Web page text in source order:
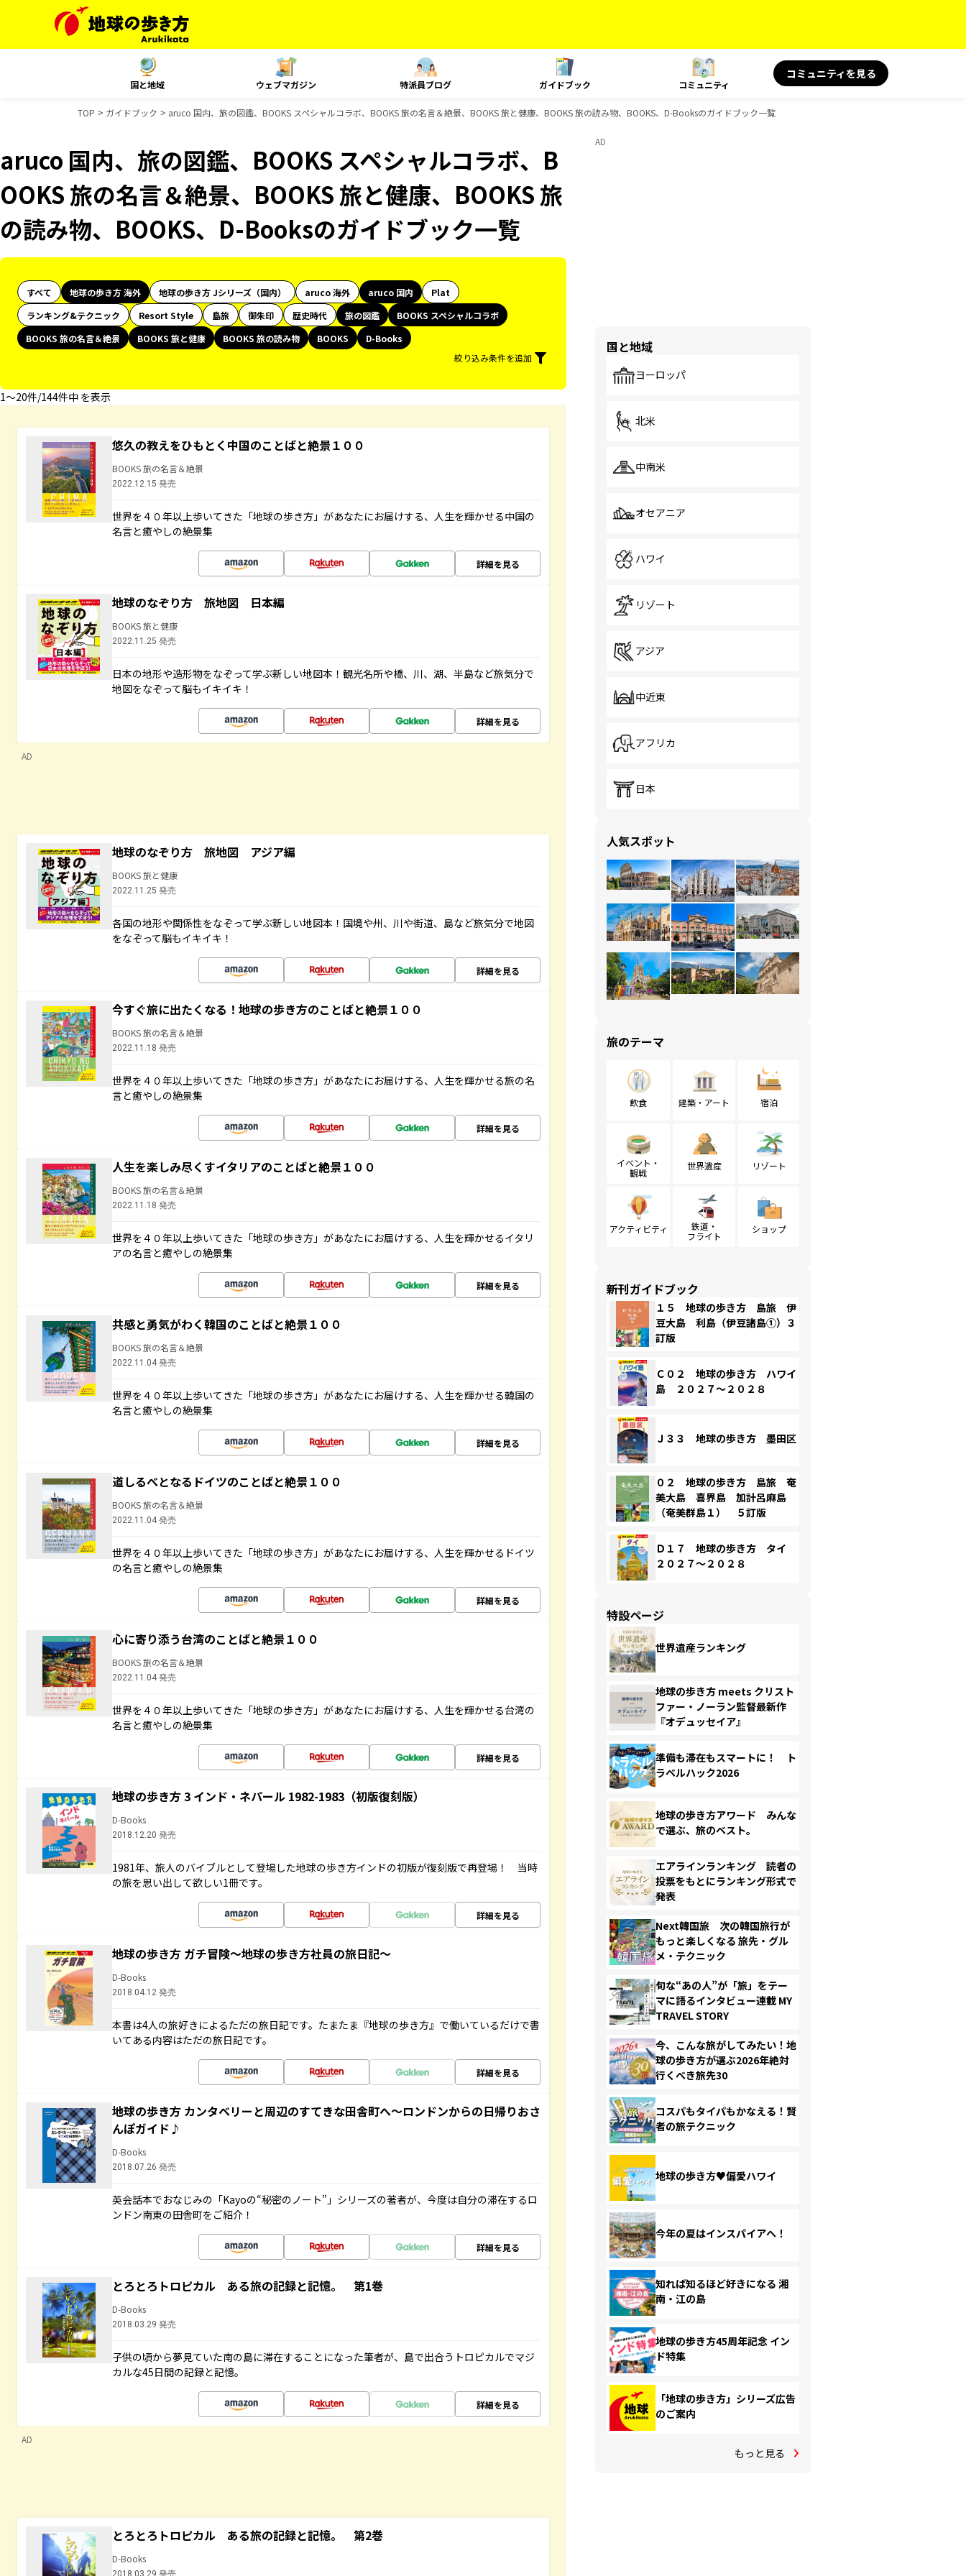
国と地域 ウェブマガジン 特派員ブログ ガイドブック コミュニティ
コミュニティを見る
TOP ガイドブック aruco 国内、旅の図鑑、BOOKS スペシャルコラボ、BOOKS 旅の名言＆絶景、BOOKS 旅と健康、BOOKS 旅の読み物、BOOKS、D-Booksのガイドブック一覧
aruco 国内、旅の図鑑、BOOKS スペシャルコラボ、B
OOKS 旅の名言＆絶景、BOOKS 旅と健康、BOOKS 旅
の読み物、BOOKS、D-Booksのガイドブック一覧
すべて 地球の歩き方 海外 地球の歩き方 Jシリーズ（国内） aruco 海外 aruco 国内
Plat
ランキング&テクニック
Resort Style 島旅 御朱印 歴史時代 旅の図鑑
BOOKS スペシャルコラボ
BOOKS 旅の名言＆絶景
BOOKS 旅と健康 BOOKS 旅の読み物 BOOKS
D-Books
絞り込み条件を追加
1〜20件/144件中 を表示
悠久の教えをひもとく中国のことばと絶景１００
BOOKS 旅の名言＆絶景
2022.12.15 発売
世界を４０年以上歩いてきた「地球の歩き方」があなたにお届けする、人生を輝かせる中国の
名言と癒やしの絶景集
詳細を見る
地球のなぞり方 旅地図 日本編
BOOKS 旅と健康
2022.11.25 発売
日本の地形や造形物をなぞって学ぶ新しい地図本！観光名所や橋、川、湖、半島など旅気分で
地図をなぞって脳もイキイキ！
詳細を見る
AD
地球のなぞり方 旅地図 アジア編
BOOKS 旅と健康
2022.11.25 発売
各国の地形や関係性をなぞって学ぶ新しい地図本！国境や州、川や街道、島など旅気分で地図
をなぞって脳もイキイキ！
詳細を見る
今すぐ旅に出たくなる！地球の歩き方のことばと絶景１００
BOOKS 旅の名言＆絶景
2022.11.18 発売
世界を４０年以上歩いてきた「地球の歩き方」があなたにお届けする、人生を輝かせる旅の名
言と癒やしの絶景集
詳細を見る
人生を楽しみ尽くすイタリアのことばと絶景１００
BOOKS 旅の名言＆絶景
2022.11.18 発売
世界を４０年以上歩いてきた「地球の歩き方」があなたにお届けする、人生を輝かせるイタリ
アの名言と癒やしの絶景集
詳細を見る
共感と勇気がわく韓国のことばと絶景１００
BOOKS 旅の名言＆絶景
2022.11.04 発売
世界を４０年以上歩いてきた「地球の歩き方」があなたにお届けする、人生を輝かせる韓国の
名言と癒やしの絶景集
詳細を見る
道しるべとなるドイツのことばと絶景１００
BOOKS 旅の名言＆絶景
2022.11.04 発売
世界を４０年以上歩いてきた「地球の歩き方」があなたにお届けする、人生を輝かせるドイツ
の名言と癒やしの絶景集
詳細を見る
心に寄り添う台湾のことばと絶景１００
BOOKS 旅の名言＆絶景
2022.11.04 発売
世界を４０年以上歩いてきた「地球の歩き方」があなたにお届けする、人生を輝かせる台湾の
名言と癒やしの絶景集
詳細を見る
地球の歩き方 3 インド・ネパール 1982-1983（初版復刻版）
D-Books
2018.12.20 発売
1981年、旅人のバイブルとして登場した地球の歩き方インドの初版が復刻版で再登場！ 当時
の旅を思い出して欲しい1冊です。
詳細を見る
地球の歩き方 ガチ冒険～地球の歩き方社員の旅日記～
D-Books
2018.04.12 発売
本書は4人の旅好きによるただの旅日記です。たまたま『地球の歩き方』で働いているだけで書
いてある内容はただの旅日記です。
詳細を見る
地球の歩き方 カンタベリーと周辺のすてきな田舎町へ～ロンドンからの日帰りおさ
んぽガイド♪
D-Books
2018.07.26 発売
英会話本でおなじみの「Kayoの“秘密のノート”」シリーズの著者が、今度は自分の滞在するロ
ンドン南東の田舎町をご紹介！
詳細を見る
とろとろトロピカル ある旅の記録と記憶。 第1巻
D-Books
2018.03.29 発売
子供の頃から夢見ていた南の島に滞在することになった筆者が、島で出合うトロピカルでマジ
カルな45日間の記録と記憶。
詳細を見る
AD
とろとろトロピカル ある旅の記録と記憶。 第2巻
D-Books
2018.03.29 発売
AD
国と地域
ヨーロッパ
北米
中南米
オセアニア
ハワイ
リゾート
アジア
中近東
アフリカ
日本
人気スポット
旅のテーマ
飲食 建築・アート 宿泊
イベント・
観戦
世界遺産 リゾート
アクティビティ
鉄道・
フライト
ショップ
新刊ガイドブック
１５ 地球の歩き方 島旅 伊
豆大島 利島（伊豆諸島①）３
訂版
Ｃ０２ 地球の歩き方 ハワイ
島 ２０２７～２０２８
Ｊ３３ 地球の歩き方 墨田区
０２ 地球の歩き方 島旅 奄
美大島 喜界島 加計呂麻島
（奄美群島１） ５訂版
Ｄ１７ 地球の歩き方 タイ
２０２７～２０２８
特設ページ
世界遺産ランキング
地球の歩き方 meets クリスト
ファー・ノーラン監督最新作
『オデュッセイア』
準備も滞在もスマートに！ ト
ラベルハック2026
地球の歩き方アワード みんな
で選ぶ、旅のベスト。
エアラインランキング 読者の
投票をもとにランキング形式で
発表
Next韓国旅 次の韓国旅行が
もっと楽しくなる 旅先・グル
メ・テクニック
旬な“あの人”が「旅」をテー
マに語るインタビュー連載 MY
TRAVEL STORY
今、こんな旅がしてみたい！地
球の歩き方が選ぶ2026年絶対
行くべき旅先30
コスパもタイパもかなえる！賢
者の旅テクニック
地球の歩き方♥偏愛ハワイ
今年の夏はインスパイアへ！
知れば知るほど好きになる 湘
南・江の島
地球の歩き方45周年記念 イン
ド特集
「地球の歩き方」シリーズ広告
のご案内
もっと見る